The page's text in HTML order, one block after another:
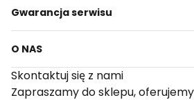
Gwarancja serwisu
O NAS
Skontaktuj się z nami
Zapraszamy do sklepu,